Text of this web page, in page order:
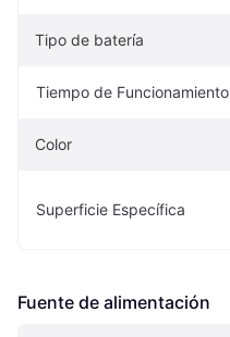
Tipo de batería
Tiempo de Funcionamiento
Color
Superficie Específica
Fuente de alimentación